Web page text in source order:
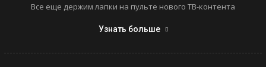
Все еще держим лапки на пульте нового ТВ-контента
Узнать больше